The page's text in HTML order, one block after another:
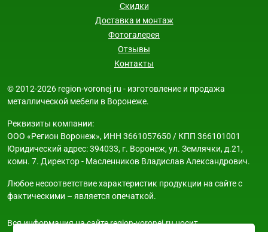
Скидки
Доставка и монтаж
Фотогалерея
Отзывы
Контакты
© 2012-2026 region-voronej.ru - изготовление и продажа
металлической мебели в Воронеже.
Реквизиты компании:
ООО «Регион Воронеж», ИНН 3661057650 / КПП 366101001
Юридический адрес: 394033, г. Воронеж, ул. Землячки, д.21,
комн. 7. Директор - Масленников Владислав Александрович.
Любое несоответствие характеристик продукции на сайте с
фактическими – является опечаткой.
Вся информация на сайте region-voronej.ru носит